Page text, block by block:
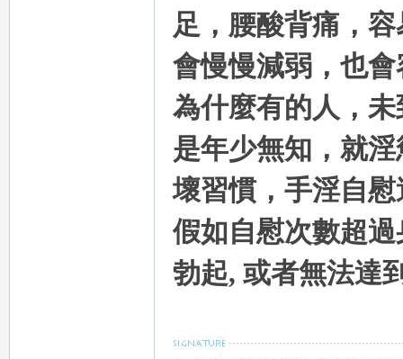
足，腰酸背痛，
會慢慢減弱，也
為什麼有的人，
是年少無知，就
壞習慣，手淫自
假如自慰次數超
勃起, 或者無法達